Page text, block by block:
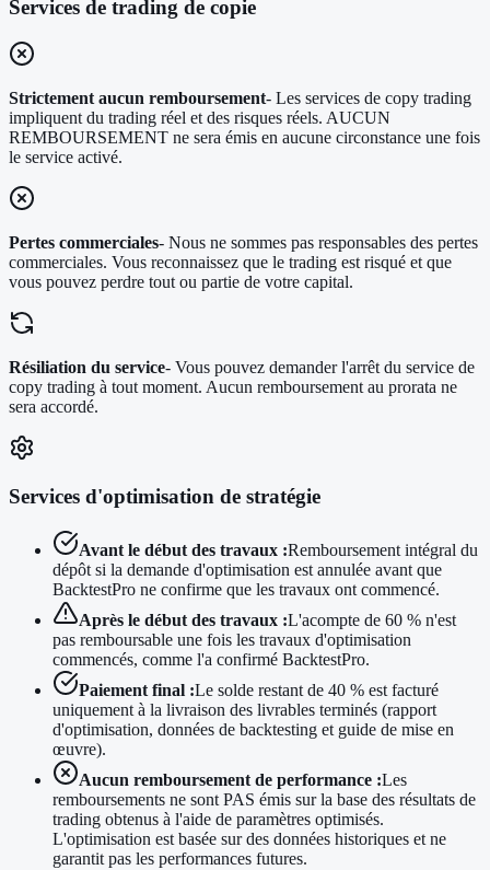
Services de trading de copie
Strictement aucun remboursement- Les services de copy trading
impliquent du trading réel et des risques réels. AUCUN
REMBOURSEMENT ne sera émis en aucune circonstance une fois
le service activé.
Pertes commerciales- Nous ne sommes pas responsables des pertes
commerciales. Vous reconnaissez que le trading est risqué et que
vous pouvez perdre tout ou partie de votre capital.
Résiliation du service- Vous pouvez demander l'arrêt du service de
copy trading à tout moment. Aucun remboursement au prorata ne
sera accordé.
Services d'optimisation de stratégie
Avant le début des travaux :Remboursement intégral du
dépôt si la demande d'optimisation est annulée avant que
BacktestPro ne confirme que les travaux ont commencé.
Après le début des travaux :L'acompte de 60 % n'est
pas remboursable une fois les travaux d'optimisation
commencés, comme l'a confirmé BacktestPro.
Paiement final :Le solde restant de 40 % est facturé
uniquement à la livraison des livrables terminés (rapport
d'optimisation, données de backtesting et guide de mise en
œuvre).
Aucun remboursement de performance :Les
remboursements ne sont PAS émis sur la base des résultats de
trading obtenus à l'aide de paramètres optimisés.
L'optimisation est basée sur des données historiques et ne
garantit pas les performances futures.